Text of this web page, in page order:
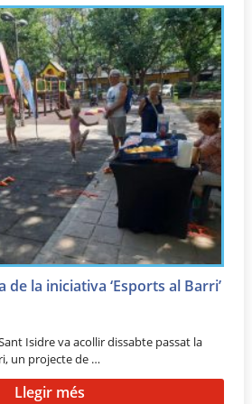
la iniciativa ‘Esports al Barri’
Isidre va acollir dissabte passat la
un projecte de …
Llegir més